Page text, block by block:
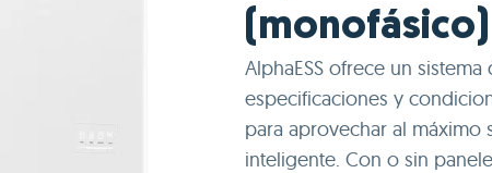
(monofásico)
AlphaESS ofrece un
especificaciones y
para aprovechar al
inteligente. Con o sin